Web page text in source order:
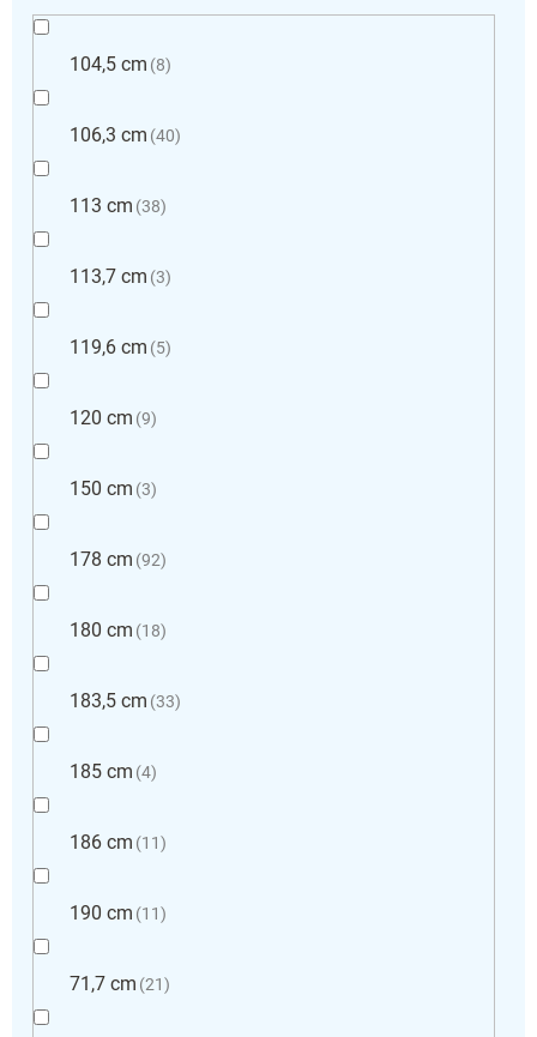
104,5 cm 8
106,3 cm 40
113 cm 38
113,7 cm 3
119,6 cm 5
120 cm 9
150 cm 3
178 cm 92
180 cm 18
183,5 cm 33
185 cm 4
186 cm 11
190 cm 11
71,7 cm 21